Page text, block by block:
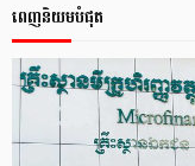
ពេញនិយមបំផុត